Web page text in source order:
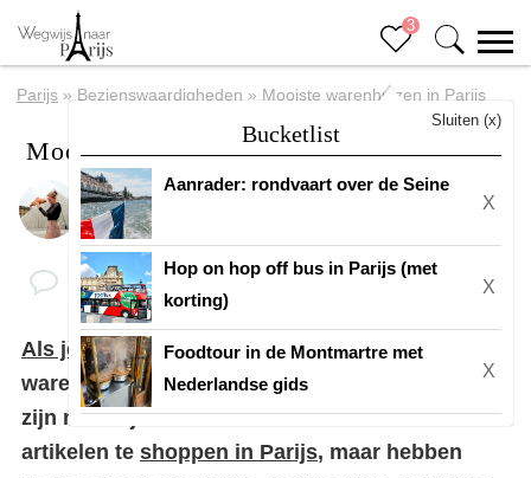
3
Bucketlist
Sluiten (x)
Aanrader: rondvaart over de Seine
X
Hop on hop off bus in Parijs (met
korting)
X
Foodtour in de Montmartre met
Nederlandse gids
X
Parijs » Bezienswaardigheden » Mooiste warenhuizen in Parijs
Mooiste warenhuizen in Parijs
DoorEline
Als je naar Parijs gaat is het leuk om de Parijse
warenhuizen te bezoeken. Deze warenhuizen
zijn namelijk niet alleen leuk om te luxe
artikelen te shoppen in Parijs, maar hebben